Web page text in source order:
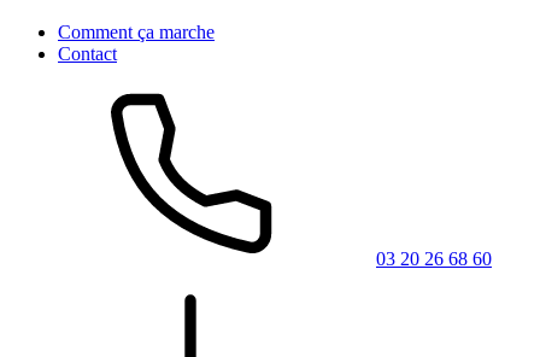
Comment ça marche
Contact
03 20 26 68 60